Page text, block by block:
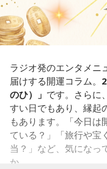
＜番組概要＞
番組名：JA全農
ト
放送日時：毎週土曜
パーソナリティ：遠山
番組Webサイト：
番組公式X：
@JA_CDJ
自分の体力、コンディ
（氣）だから、しっか
い。それも、仕事のう
パートナーの奥迫協子
●江原啓之 今夜の格言
「フィジカルはスピリ
1．こぼれてしまわ
限界が気になったあな
ませんか。「嫌われる
み続けてきたのでは。
大切な人は離れてい
してみましょう。
2．こんなに必要なの
水の価値を気にしたあ
うほどの価値があるの
しれません。しかし、
ります。肩の力を抜い
ラジオ発のエンタメニ
届けする開運コラム。
のひ）」 です。さらに、
すい日でもあり、縁起
もあります。「今日は
ている？」「旅行や宝
当？」など、気になっ
か。